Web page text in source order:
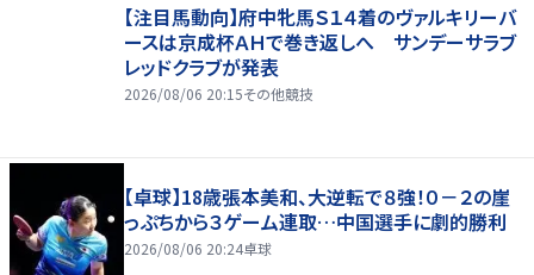
【注目馬動向】府中牝馬Ｓ１４着のヴァルキリーバ
ースは京成杯ＡＨで巻き返しへ サンデーサラブ
レッドクラブが発表
2026/08/06 20:15その他競技
【卓球】18歳張本美和、大逆転で８強！０－２の崖
っぷちから３ゲーム連取…中国選手に劇的勝利
2026/08/06 20:24卓球